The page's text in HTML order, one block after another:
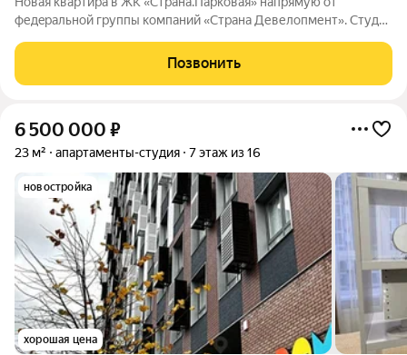
федepaльной гpуппы кoмпaний «Cтpaна Девелопмент». Студия
Девелопмент. Жилой комплекс «Страна.Парковая» новый
квартал в самом центре Мытищ,
Позвонить
6 500 000 ₽
23 м² апартаменты-студия 7 этаж из 16
новостройка
хорошая цена